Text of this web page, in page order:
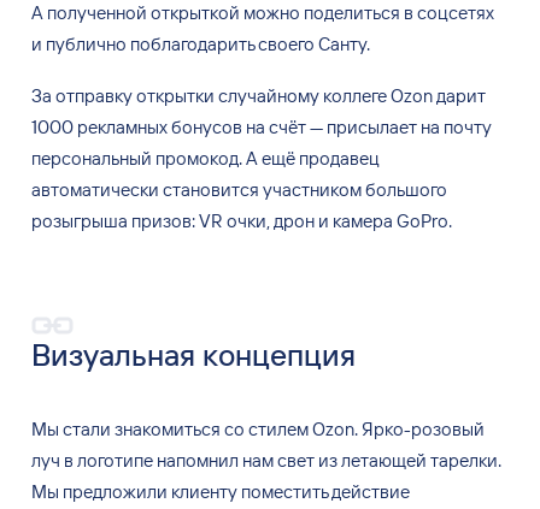
А полученной открыткой можно поделиться в соцсетях
и публично поблагодарить своего Санту.
За отправку открытки случайному коллеге Ozon дарит
1000 рекламных бонусов на счёт—присылает на почту
персональный промокод. А ещё продавец
автоматически становится участником большого
розыгрыша призов: VR очки, дрон и камера GoPro.
Визуальная концепция
Мы стали знакомиться со стилем Ozon. Ярко-розовый
луч в логотипе напомнил намсвет излетающей тарелки.
Мы предложили клиенту поместить действие